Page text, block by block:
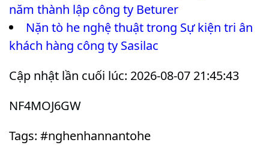
năm thành lập công ty Beturer
Nặn tò he nghệ thuật trong Sự kiện tri ân
khách hàng công ty Sasilac
Cập nhật lần cuối lúc: 2026-08-07 21:45:43
NF4MOJ6GW
Tags: #nghenhannantohe